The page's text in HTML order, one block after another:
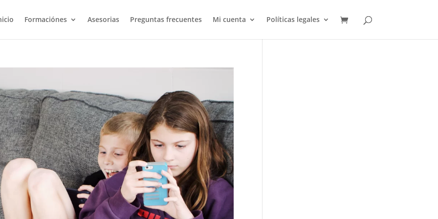
Formaciónes Asesorias Preguntas frecuentes Mi cuenta Políticas legales